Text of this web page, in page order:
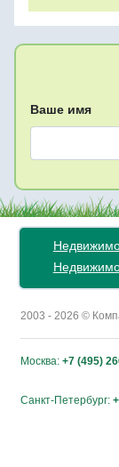
Ваше имя
2003 - 2026 ©
Москва: +7 (495)
Санкт-Петербург: